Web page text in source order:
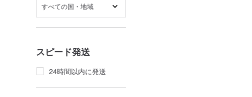
すべての国・地域
スピード発送
24時間以内に発送